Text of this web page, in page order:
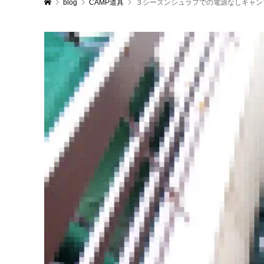
blog CAMP道具 ３シーズンシュラフでの電源なしキャ